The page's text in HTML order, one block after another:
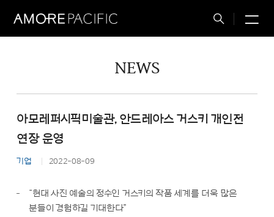
Total
NEWS
아모레퍼시픽미술관, 안드레아스 거스키 개인전
연장 운영
기업 2022-08-09
“현대 사진 예술의 정수인 거스키의 작품 세계를 더욱 많은
분들이 경험하길 기대한다”